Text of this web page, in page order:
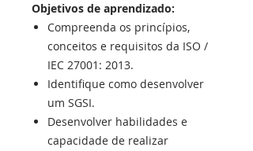
Objetivos de aprendizado:
Compreenda os princípios,
conceitos e requisitos da ISO /
IEC 27001: 2013.
Identifique como desenvolver
um SGSI.
Desenvolver habilidades e
capacidade de realizar